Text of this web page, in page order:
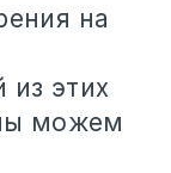
на
из этих
можем